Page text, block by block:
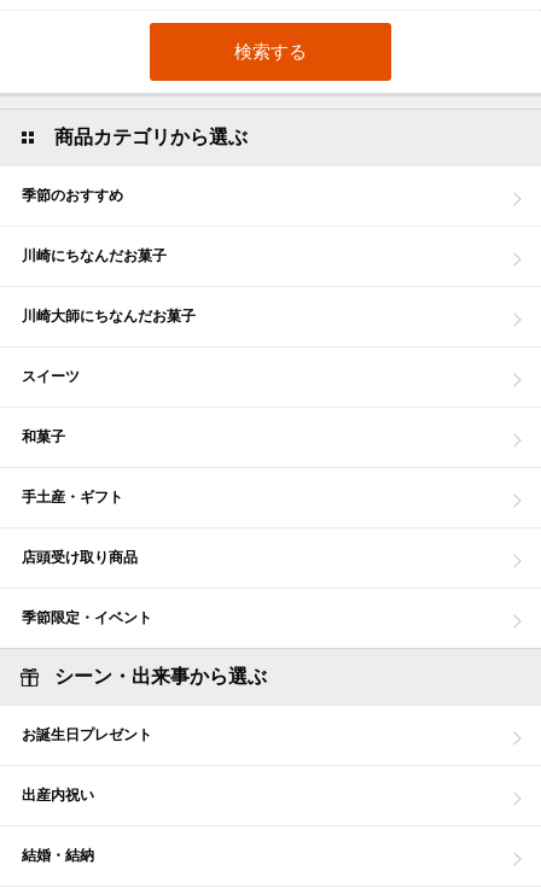
商品カテゴリから選ぶ
季節のおすすめ
川崎にちなんだお菓子
川崎大師にちなんだお菓子
スイーツ
和菓子
手土産・ギフト
店頭受け取り商品
季節限定・イベント
シーン・出来事から選ぶ
お誕生日プレゼント
出産内祝い
結婚・結納